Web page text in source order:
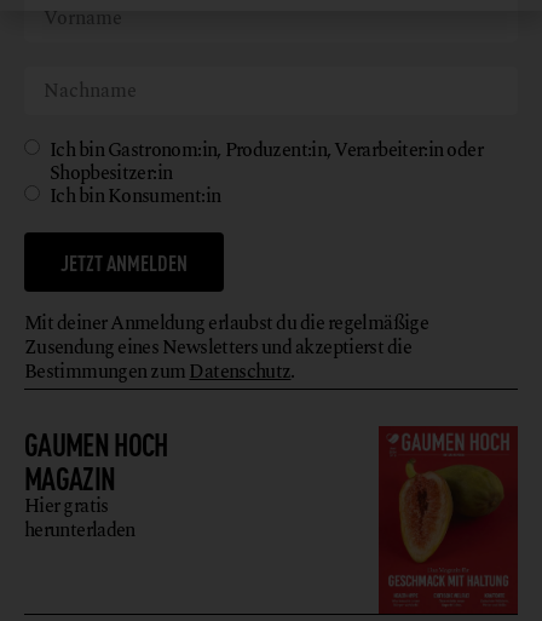
GAUMEN HOCH
MAGAZIN
Hier gratis
herunterladen
Ich bin Gastronom:in, Produzent:in, Verarbeiter:in oder
Shopbesitzer:in
Ich bin Konsument:in
JETZT ANMELDEN
Mit deiner Anmeldung erlaubst du die regelmäßige
Zusendung eines Newsletters und akzeptierst die
Bestimmungen zumDatenschutz.